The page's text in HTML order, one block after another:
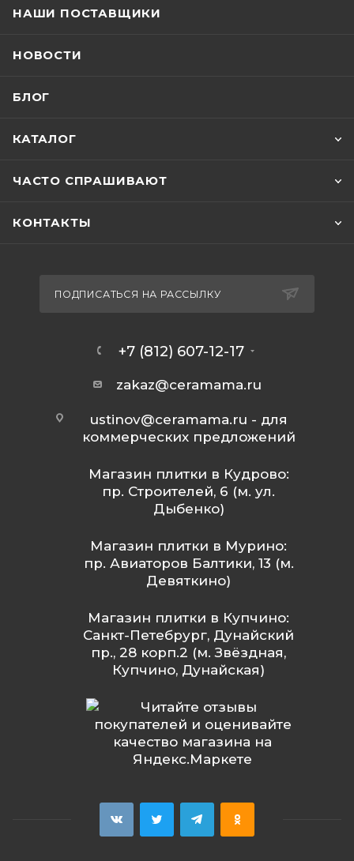
НАШИ ПОСТАВЩИКИ
НОВОСТИ
БЛОГ
КАТАЛОГ
ЧАСТО СПРАШИВАЮТ
КОНТАКТЫ
ПОДПИСАТЬСЯ НА РАССЫЛКУ
+7 (812) 607-12-17
zakaz@ceramama.ru
ustinov@ceramama.ru - для
коммерческих предложений
Магазин плитки в Кудрово:
пр. Строителей, 6 (м. ул.
Дыбенко)
Магазин плитки в Мурино:
пр. Авиаторов Балтики, 13 (м.
Девяткино)
Магазин плитки в Купчино:
Санкт-Петебрург, Дунайский
пр., 28 корп.2 (м. Звёздная,
Купчино, Дунайская)